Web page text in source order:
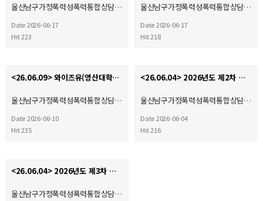
울산남구가정폭력성폭력통합상담…
Date 2026-06-17
Hit 223
울산남구가정폭력성폭력통합상담…
Date 2026-06-17
Hit 218
<26.06.09> 와이즈유(영산대학교) 부울경 사회복지·평생교육 기관 협회 2026학년도 산학협력 협약체결…
울산남구가정폭력성폭력통합상담…
Date 2026-06-10
Hit 235
<26.06.04> 2026년도 제2차 운영위원회
울산남구가정폭력성폭력통합상담…
Date 2026-06-04
Hit 216
<26.06.04> 2026년도 제3차 사회복지현장실습 종결식
울산남구가정폭력성폭력통합상담…